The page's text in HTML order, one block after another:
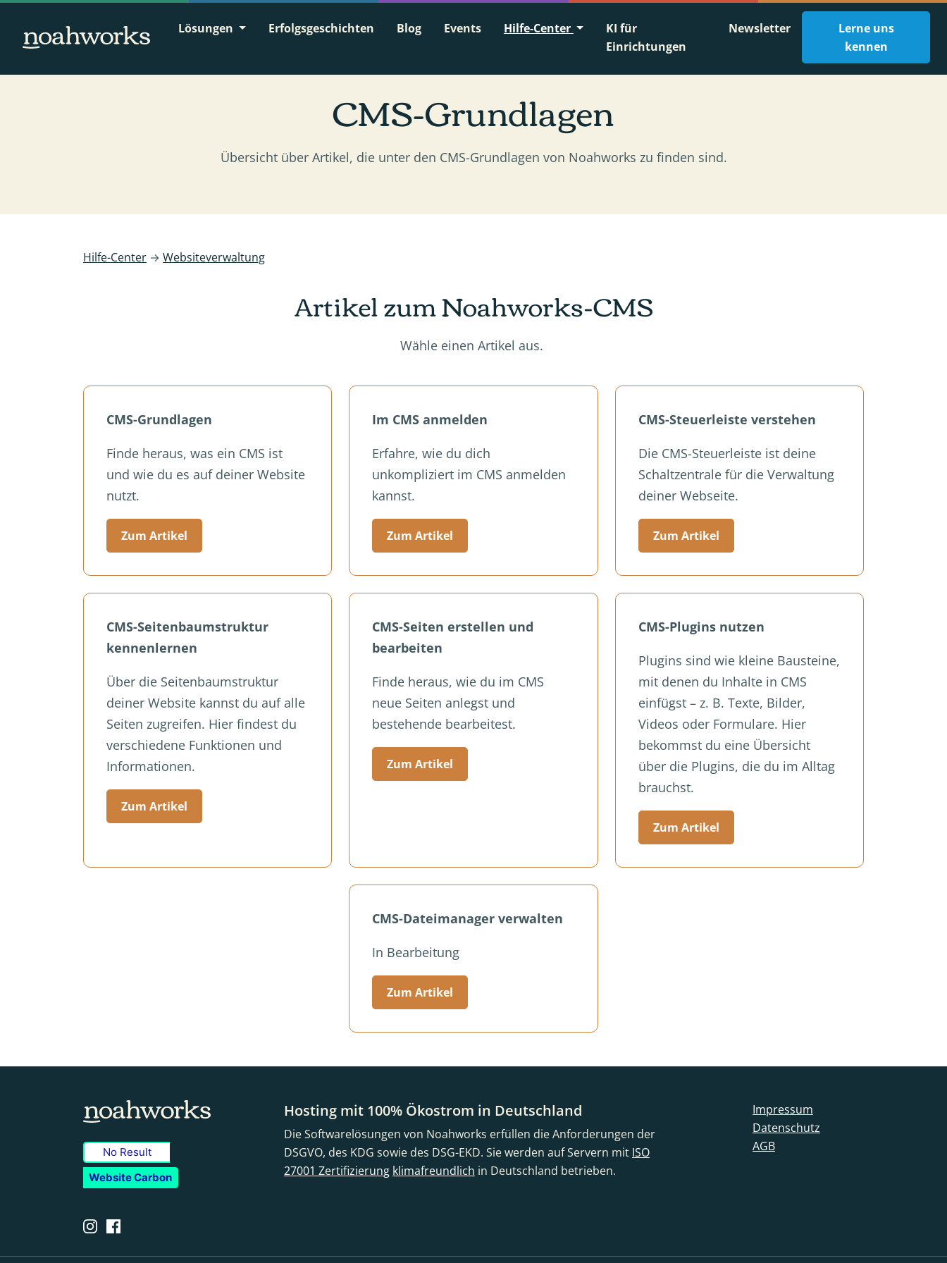
Lösungen Erfolgsgeschichten Blog Events Hilfe-Center
KI für
Einrichtungen
Newsletter
Lerne uns
kennen
CMS-Grundlagen
Übersicht über Artikel, die unter den CMS-Grundlagen von Noahworks zu finden sind.
Hilfe-Center → Websiteverwaltung
Artikel zum Noahworks-CMS
Wähle einen Artikel aus.
CMS-Grundlagen
Finde heraus, was ein CMS ist
und wie du es auf deiner Website
nutzt.
Zum Artikel
Im CMS anmelden
Erfahre, wie du dich
unkompliziert im CMS anmelden
kannst.
Zum Artikel
CMS-Steuerleiste verstehen
Die CMS-Steuerleiste ist deine
Schaltzentrale für die Verwaltung
deiner Webseite.
Zum Artikel
CMS-Seitenbaumstruktur
kennenlernen
Über die Seitenbaumstruktur
deiner Website kannst du auf alle
Seiten zugreifen. Hier findest du
verschiedene Funktionen und
Informationen.
Zum Artikel
CMS-Seiten erstellen und
bearbeiten
Finde heraus, wie du im CMS
neue Seiten anlegst und
bestehende bearbeitest.
Zum Artikel
CMS-Plugins nutzen
Plugins sind wie kleine Bausteine,
mit denen du Inhalte in CMS
einfügst – z. B. Texte, Bilder,
Videos oder Formulare. Hier
bekommst du eine Übersicht
über die Plugins, die du im Alltag
brauchst.
Zum Artikel
CMS-Dateimanager verwalten
In Bearbeitung
Zum Artikel
No Result
Website Carbon
Hosting mit 100% Ökostrom in Deutschland
Die Softwarelösungen von Noahworks erfüllen die Anforderungen der
DSGVO, des KDG sowie des DSG-EKD. Sie werden auf Servern mit ISO
27001 Zertifizierung klimafreundlich in Deutschland betrieben.
Impressum
Datenschutz
AGB